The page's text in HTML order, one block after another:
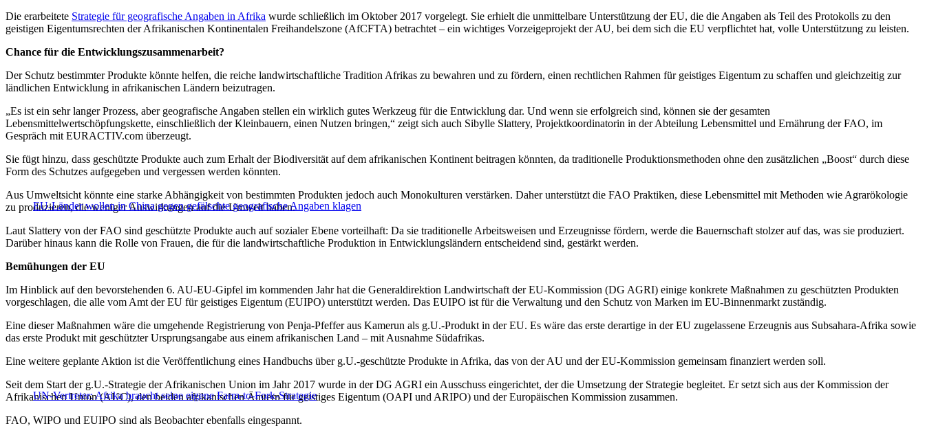
Die erarbeitete Strategie für geografische Angaben in Afrika wurde schließlich im Oktober 2017 vorgelegt. Sie erhielt die unmittelbare Unterstützung der EU, die die Angaben als Teil des Protokolls zu den
geistigen Eigentumsrechten der Afrikanischen Kontinentalen Freihandelszone (AfCFTA) betrachtet – ein wichtiges Vorzeigeprojekt der AU, bei dem sich die EU verpflichtet hat, volle Unterstützung zu leisten.
Chance für die Entwicklungszusammenarbeit?
Der Schutz bestimmter Produkte könnte helfen, die reiche landwirtschaftliche Tradition Afrikas zu bewahren und zu fördern, einen rechtlichen Rahmen für geistiges Eigentum zu schaffen und gleichzeitig zur
ländlichen Entwicklung in afrikanischen Ländern beizutragen.
„Es ist ein sehr langer Prozess, aber geografische Angaben stellen ein wirklich gutes Werkzeug für die Entwicklung dar. Und wenn sie erfolgreich sind, können sie der gesamten
Lebensmittelwertschöpfungskette, einschließlich der Kleinbauern, einen Nutzen bringen,“ zeigt sich auch Sibylle Slattery, Projektkoordinatorin in der Abteilung Lebensmittel und Ernährung der FAO, im
Gespräch mit EURACTIV.com überzeugt.
Sie fügt hinzu, dass geschützte Produkte auch zum Erhalt der Biodiversität auf dem afrikanischen Kontinent beitragen könnten, da traditionelle Produktionsmethoden ohne den zusätzlichen „Boost“ durch diese
Form des Schutzes aufgegeben und vergessen werden könnten.
EU-Länder wollen in China gegen gefälschte geografische Angaben klagen
Aus Umweltsicht könnte eine starke Abhängigkeit von bestimmten Produkten jedoch auch Monokulturen verstärken. Daher unterstützt die FAO Praktiken, diese Lebensmittel mit Methoden wie Agrarökologie
zu produzieren, die weniger Auswirkungen auf die Umwelt haben.
Laut Slattery von der FAO sind geschützte Produkte auch auf sozialer Ebene vorteilhaft: Da sie traditionelle Arbeitsweisen und Erzeugnisse fördern, werde die Bauernschaft stolzer auf das, was sie produziert.
Darüber hinaus kann die Rolle von Frauen, die für die landwirtschaftliche Produktion in Entwicklungsländern entscheidend sind, gestärkt werden.
Bemühungen der EU
Im Hinblick auf den bevorstehenden 6. AU-EU-Gipfel im kommenden Jahr hat die Generaldirektion Landwirtschaft der EU-Kommission (DG AGRI) einige konkrete Maßnahmen zu geschützten Produkten
vorgeschlagen, die alle vom Amt der EU für geistiges Eigentum (EUIPO) unterstützt werden. Das EUIPO ist für die Verwaltung und den Schutz von Marken im EU-Binnenmarkt zuständig.
Eine dieser Maßnahmen wäre die umgehende Registrierung von Penja-Pfeffer aus Kamerun als g.U.-Produkt in der EU. Es wäre das erste derartige in der EU zugelassene Erzeugnis aus Subsahara-Afrika sowie
das erste Produkt mit geschützter Ursprungsangabe aus einem afrikanischen Land – mit Ausnahme Südafrikas.
Eine weitere geplante Aktion ist die Veröffentlichung eines Handbuchs über g.U.-geschützte Produkte in Afrika, das von der AU und der EU-Kommission gemeinsam finanziert werden soll.
UN-Vertreter: Afrika braucht seine eigene Farm-to-Fork-Strategie
Seit dem Start der g.U.-Strategie der Afrikanischen Union im Jahr 2017 wurde in der DG AGRI ein Ausschuss eingerichtet, der die Umsetzung der Strategie begleitet. Er setzt sich aus der Kommission der
Afrikanischen Union (AUC), den beiden afrikanischen Ämtern für geistiges Eigentum (OAPI und ARIPO) und der Europäischen Kommission zusammen.
FAO, WIPO und EUIPO sind als Beobachter ebenfalls eingespannt.